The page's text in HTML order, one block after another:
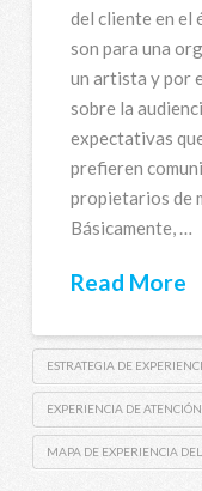
del cliente en el
son para una
un artista y por
sobre la
expectativas
prefieren
propietarios de
Básicamente, …
Read More
ESTRATEGIA DE
EXPERIENCIA DE
MAPA DE EXPERIENCIA